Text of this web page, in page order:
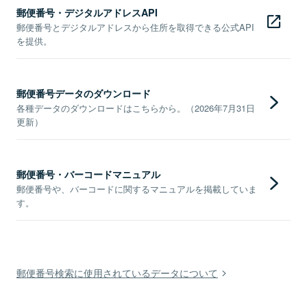
郵便番号・デジタルアドレスAPI
郵便番号とデジタルアドレスから住所を取得できる公式API
を提供。
郵便番号データのダウンロード
各種データのダウンロードはこちらから。（2026年7月31日
更新）
郵便番号・バーコードマニュアル
郵便番号や、バーコードに関するマニュアルを掲載していま
す。
郵便番号検索に使用されているデータについて